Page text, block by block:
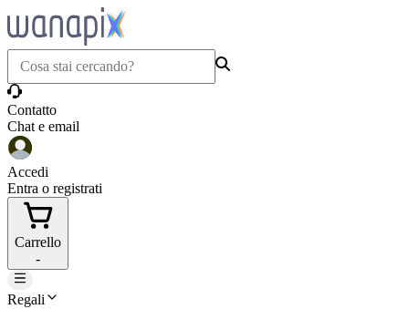
Contatto
Chat e email
Accedi
Entra o registrati
Carrello
-
Regali